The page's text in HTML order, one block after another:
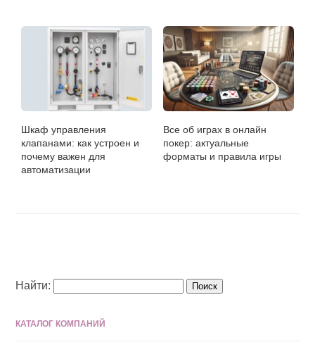
Шкаф управления
клапанами: как устроен и
почему важен для
автоматизации
Все об играх в онлайн
покер: актуальные
форматы и правила игры
Найти:
КАТАЛОГ КОМПАНИЙ